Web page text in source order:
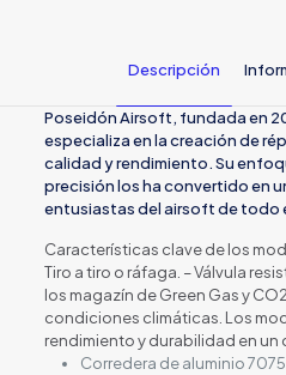
Descripción
Poseidón Airsoft, fundada en
especializa en la creación de
calidad y rendimiento. Su
precisión los ha convertido en
entusiastas del airsoft de todo
Características clave de los
Tiro a tiro o ráfaga. – Válvula
los magazín de Green Gas y
condiciones climáticas. Los
rendimiento y durabilidad en un
Corredera de aluminio